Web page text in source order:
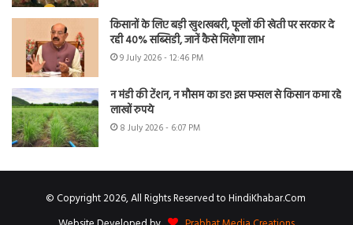
किसानों के लिए बड़ी खुशखबरी, फूलों की खेती पर सरकार दे
रही 40% सब्सिडी, जानें कैसे मिलेगा लाभ
9 July 2026 - 12:46 PM
न मंडी की टेंशन, न मौसम का डर! इस फसल से किसान कमा रहे
लाखों रुपये
8 July 2026 - 6:07 PM
© Copyright 2026, All Rights Reserved to HindiKhabar.Com